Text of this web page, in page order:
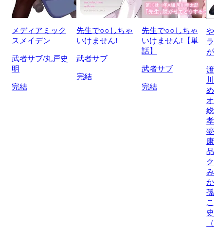
メディアミック
スメイデン
武者サブ/丸戸史
明
完結
先生で○○しちゃ
いけません!
武者サブ
完結
先生で○○しちゃ
いけません!【単
話】
武者サブ
完結
や
ラ
が
渡
川
め
オ
総/
孝/
夢/
康
品/
ク
み/
か/
孫/
こ
史
（